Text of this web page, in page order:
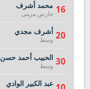
16 محمد أشرف
حارس مرمى
20 أشرف مجدي
وسط
30 الحبيب أحمد حسن
وسط
عبد الكبير الوادي